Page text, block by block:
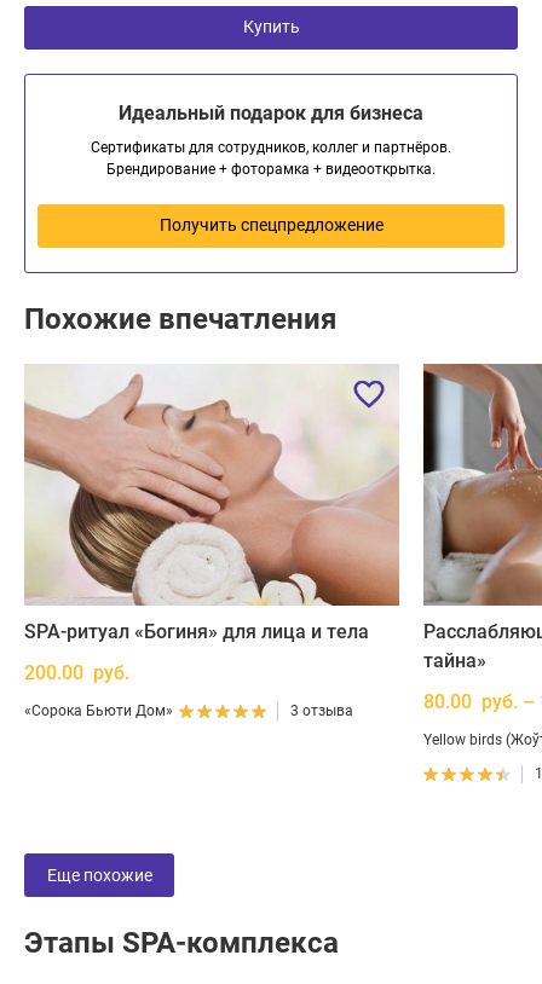
Купить
Идеальный подарок для бизнеса
Сертификаты для сотрудников, коллег и партнёров.
Брендирование + фоторамка + видеооткрытка.
Получить спецпредложение
Похожие впечатления
SPA-ритуал «Богиня» для лица и тела
200.00 руб.
«Сорока Бьюти Дом» 3 отзыва
тайна»
80.00 руб. –
Yellow birds
Еще похожие
Этапы SPA-комплекса